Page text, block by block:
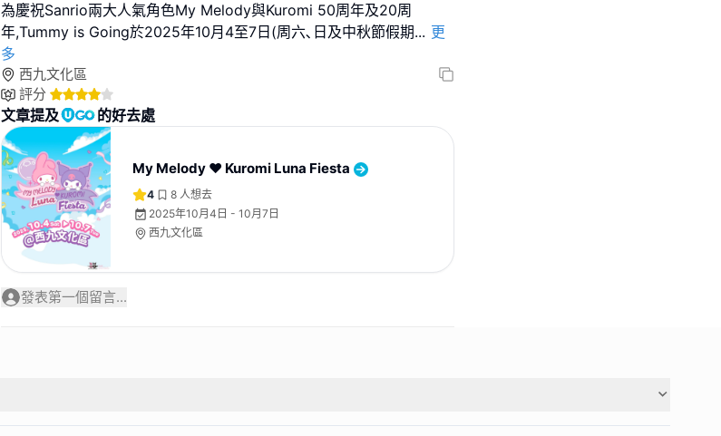
為慶祝Sanrio兩大人氣角色My Melody與Kuromi 50周年及20周
年,Tummy is Going於2025年10月4至7日(周六､日及中秋節假期... 更
多
西九文化區
評分
文章提及 的好去處
My Melody ❤ Kuromi Luna Fiesta
4 8 人想去
2025年10月4日 - 10月7日
西九文化區
發表第一個留言...